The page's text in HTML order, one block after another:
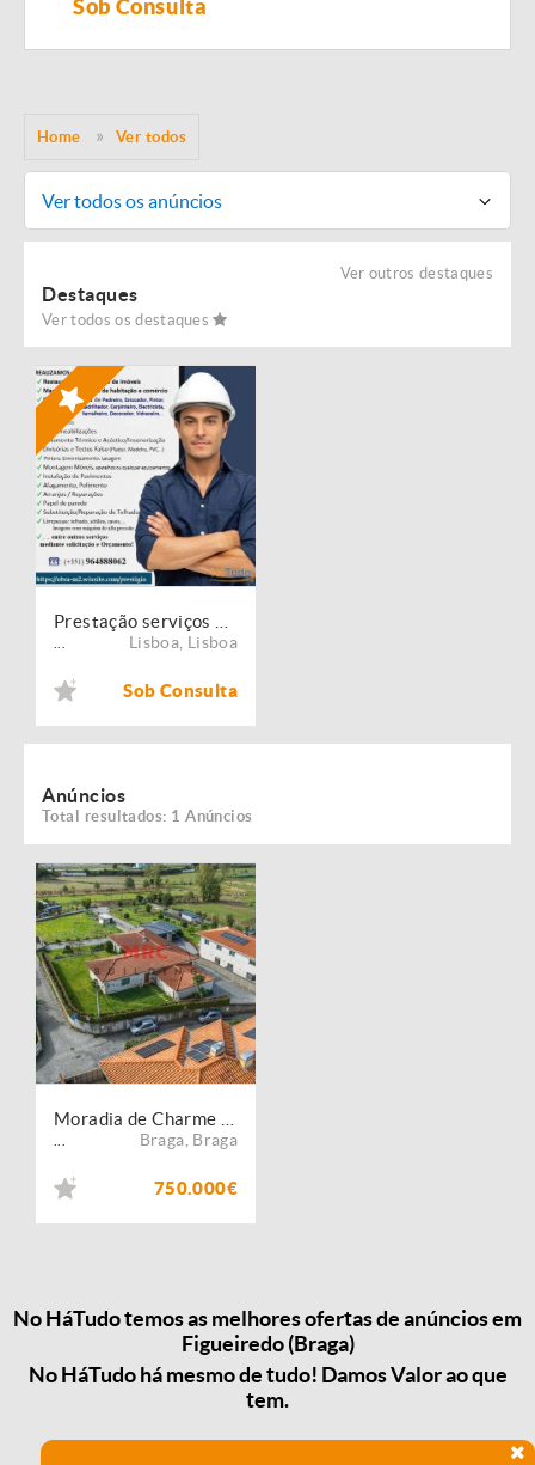
Sob Consulta
Home Ver todos
Ver todos os anúncios
Ver outros destaques
Destaques
Ver todos os destaques
Lisboa Lisboa
Sob Consulta
Anúncios
Total resultados: 1 Anúncios
Braga Braga
750.000€
No HáTudo temos as melhores ofertas de anúncios em
Figueiredo (Braga)
No HáTudo há mesmo de tudo! Damos Valor ao que
tem.